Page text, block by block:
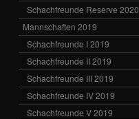
Schachfreunde Reserve 2020
Mannschaften 2019
Schachfreunde I 2019
Schachfreunde II 2019
Schachfreunde III 2019
Schachfreunde IV 2019
Schachfreunde V 2019